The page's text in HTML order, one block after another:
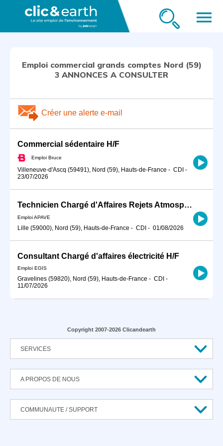
menu
Emploi commercial grands comptes Nord (59)
3 ANNONCES A CONSULTER
Créer une alerte e-mail
Commercial sédentaire H/F
Emploi Bruce
Villeneuve-d'Ascq (59491), Nord (59), Hauts-de-France - CDI -
23/07/2026
Technicien Chargé d'Affaires Rejets Atmosphériques H/F
Emploi APAVE
Lille (59000), Nord (59), Hauts-de-France - CDI - 01/08/2026
Consultant Chargé d'affaires électricité H/F
Emploi EGIS
Gravelines (59820), Nord (59), Hauts-de-France - CDI -
11/07/2026
Copyright 2007-2026 Clicandearth
SERVICES
A PROPOS DE NOUS
COMMUNAUTE / SUPPORT